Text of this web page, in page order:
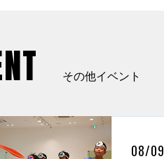
その他イベント
08/09